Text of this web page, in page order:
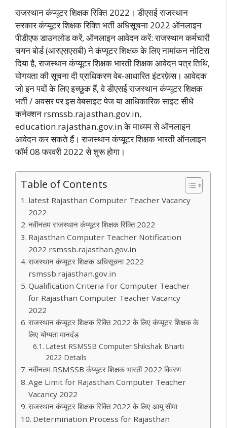
राजस्थान कंप्यूटर शिक्षक रिक्ति 2022। डीएसई राजस्थान
सरकार कंप्यूटर शिक्षक रिक्ति भर्ती अधिसूचना 2022 ऑनलाइन
पीडीएफ डाउनलोड करें, ऑनलाइन आवेदन करें: राजस्थान कर्मचारी
चयन बोर्ड (आरएसएसबी) ने कंप्यूटर शिक्षक के लिए नामांकन नोटिस
दिया है, राजस्थान कंप्यूटर शिक्षक भारती शिक्षक आवेदन पत्र तिथि,
योगयता की सूचना दी प्राधिकरण वेब-आधारित इंटरफ़ेस। आवेदक
जो इन पदों के लिए इच्छुक हैं, वे डीएसई राजस्थान कंप्यूटर शिक्षक
भर्ती / अवसर पर इस वेबसाइट पेज या आधिकारिक साइट सीधे
कनेक्शन rsmssb.rajasthan.gov.in,
education.rajasthan.gov.in के माध्यम से ऑनलाइन
आवेदन कर सकते हैं। राजस्थान कंप्यूटर शिक्षक भारती ऑनलाइन
फॉर्म 08 फरवरी 2022 से शुरू होगा।
Table of Contents
latest Rajasthan Computer Teacher Vacancy
2022
नवीनतम राजस्थान कंप्यूटर शिक्षक रिक्ति 2022
Rajasthan Computer Teacher Notification
2022 rsmssb.rajasthan.gov.in
राजस्थान कंप्यूटर शिक्षक अधिसूचना 2022
rsmssb.rajasthan.gov.in
Qualification Criteria For Computer Teacher
for Rajasthan Computer Teacher Vacancy
2022
राजस्थान कंप्यूटर शिक्षक रिक्ति 2022 के लिए कंप्यूटर शिक्षक के
लिए योग्यता मानदंड
Latest RSMSSB Computer Shikshak Bharti
2022 Details
नवीनतम RSMSSB कंप्यूटर शिक्षक भारती 2022 विवरण
Age Limit for Rajasthan Computer Teacher
Vacancy 2022
राजस्थान कंप्यूटर शिक्षक रिक्ति 2022 के लिए आयु सीमा
Determination Process for Rajasthan